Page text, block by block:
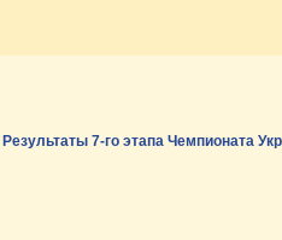
Результаты 7-го этапа Чемпионата